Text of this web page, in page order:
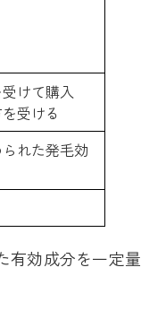
けて購入
受ける
れた発毛効
有効成分を一定量